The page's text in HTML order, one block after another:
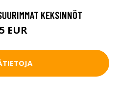
KEKSINNÖT
EUR